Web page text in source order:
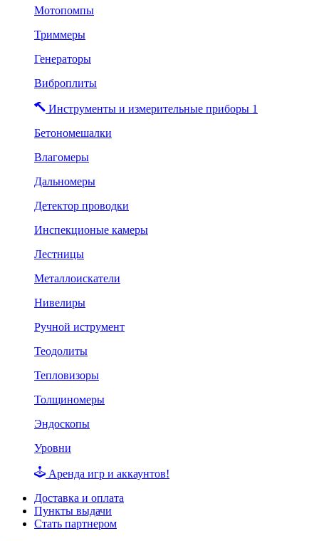
Мотопомпы
Триммеры
Генераторы
Виброплиты
Инструменты и измерительные приборы 1
Бетономешалки
Влагомеры
Дальномеры
Детектор проводки
Инспекционые камеры
Лестницы
Металлоискатели
Нивелиры
Ручной иструмент
Теодолиты
Тепловизоры
Толщиномеры
Эндоскопы
Уровни
Аренда игр и аккаунтов!
Доставка и оплата
Пункты выдачи
Стать партнером